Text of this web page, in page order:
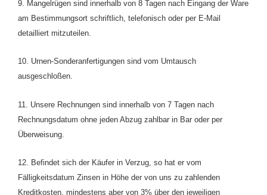
9. Mangelrügen sind innerhalb von 8 Tagen nach Eingang der Ware
am Bestimmungsort schriftlich, telefonisch oder per E-Mail
detailliert mitzuteilen.
10. Urnen-Sonderanfertigungen sind vom Umtausch
ausgeschloßen.
11. Unsere Rechnungen sind innerhalb von 7 Tagen nach
Rechnungsdatum ohne jeden Abzug zahlbar in Bar oder per
Überweisung.
12. Befindet sich der Käufer in Verzug, so hat er vom
Fälligkeitsdatum Zinsen in Höhe der von uns zu zahlenden
Kreditkosten, mindestens aber von 3% über den jeweiligen